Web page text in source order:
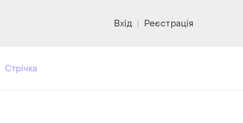
Вхід | Реєстрація
Стрічка